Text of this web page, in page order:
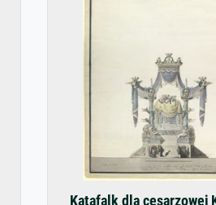
Katafalk dla cesarzowej